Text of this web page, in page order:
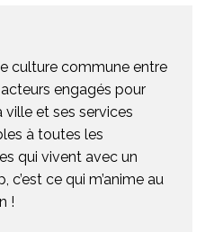
culture commune entre
engagés pour
ville et ses services
à toutes les
qui vivent avec un
c’est ce qui m’anime au
!